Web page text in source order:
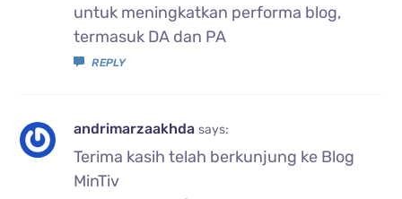
untuk meningkatkan performa blog,
termasuk DA dan PA
REPLY
andrimarzaakhdasays:
Terima kasih telah berkunjung ke Blog
MinTiv